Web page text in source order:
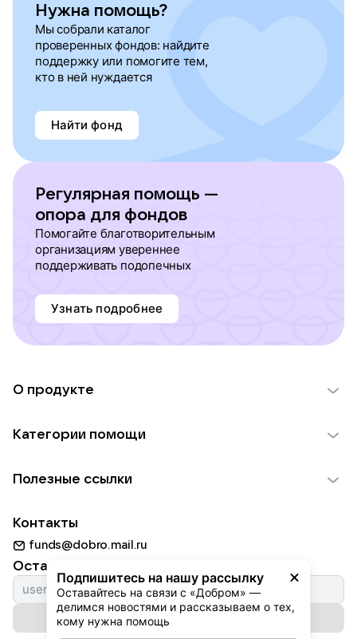
Нужна помощь?
Мы собрали каталог
проверенных фондов: найдите
поддержку или помогите тем,
кто в ней нуждается
Найти фонд
Регулярная помощь —
опора для фондов
Помогайте благотворительным
организациям увереннее
поддерживать подопечных
Узнать подробнее
Подпишитесь на нашу рассылку
Оставайтесь на связи с «Добром» —
делимся новостями и рассказываем о тех,
кому нужна помощь
О продукте
Использование материалов
Для НКО
Партнерам
Категории помощи
Пожилым
Животным
Природе
Культуре
Фондам
Полезные ссылки
Добрый день
Истории
Автоплатежи
Контакты
funds@dobro.mail.ru
Оставайтесь с нами
Подписаться на рассылку